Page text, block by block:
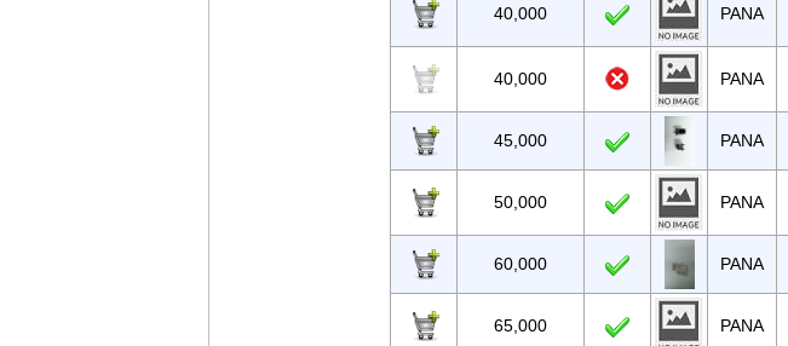
40,000 PANA
40,000 PANA
45,000 PANA
50,000 PANA
60,000 PANA
65,000 PANA